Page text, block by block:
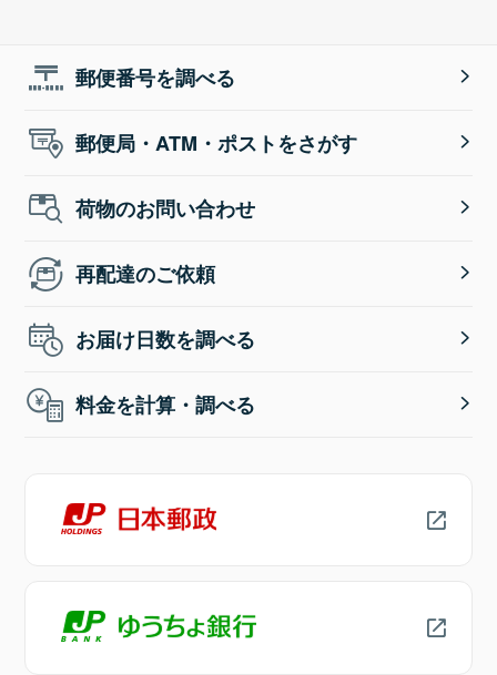
郵便番号を調べる
郵便局・ATM・ポストをさがす
荷物のお問い合わせ
再配達のご依頼
お届け日数を調べる
料金を計算・調べる